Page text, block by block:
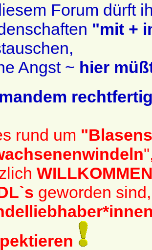
Forum dürft
"mit +
Angst ~ hier
rund um
geworden